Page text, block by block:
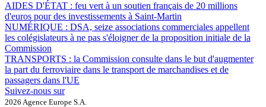
AIDES D'ÉTAT : feu vert à un soutien français de 20 millions
d'euros pour des investissements à Saint-Martin
NUMÉRIQUE : DSA, seize associations commerciales appellent
les colégislateurs à ne pas s'éloigner de la proposition initiale de la
Commission
TRANSPORTS : la Commission consulte dans le but d'augmenter
la part du ferroviaire dans le transport de marchandises et de
passagers dans l'UE
Suivez-nous sur
2026 Agence Europe S.A.